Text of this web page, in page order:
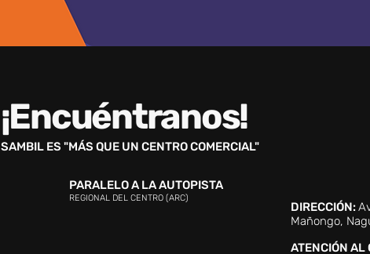
¡Encuéntranos!
SAMBIL ES "MÁS QUE UN CENTRO COMERCIAL"
PARALELO A LA AUTOPISTA
REGIONAL DEL CENTRO (ARC)
DIRECCIÓN:
Mañongo,
ATENCIÓN AL